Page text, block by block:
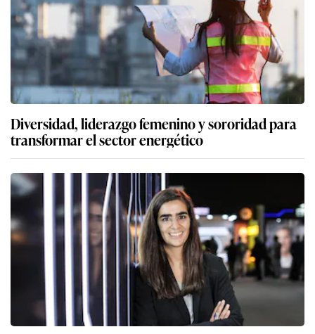
Diversidad, liderazgo femenino y sororidad para
transformar el sector energético